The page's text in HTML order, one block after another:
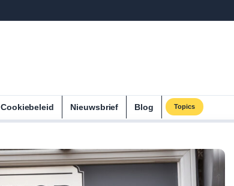
Cookiebeleid Nieuwsbrief Blog Topics